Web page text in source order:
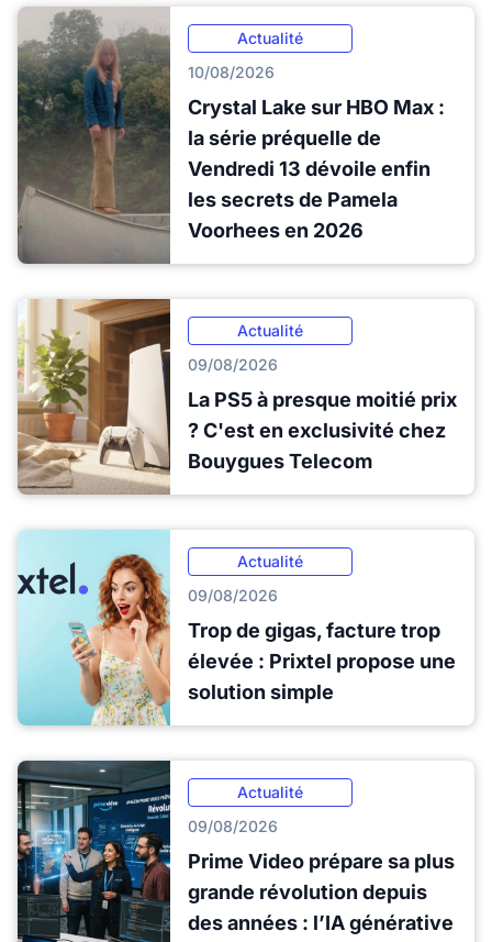
Actualité
10/08/2026
Crystal Lake sur HBO Max :
la série préquelle de
Vendredi 13 dévoile enfin
les secrets de Pamela
Voorhees en 2026
Actualité
09/08/2026
La PS5 à presque moitié prix
? C'est en exclusivité chez
Bouygues Telecom
Actualité
09/08/2026
Trop de gigas, facture trop
élevée : Prixtel propose une
solution simple
Actualité
09/08/2026
Prime Video prépare sa plus
grande révolution depuis
des années : l’IA générative